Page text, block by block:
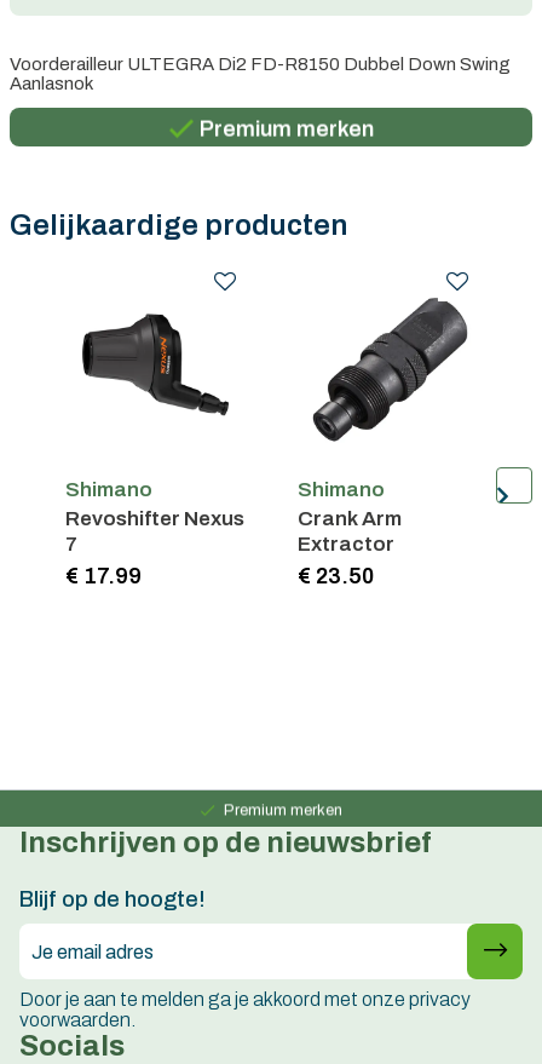
Voorderailleur ULTEGRA Di2 FD-R8150 Dubbel Down Swing
AanlasnokGratis verzending in België vanaf €100
Premium merken
Gelijkaardige producten
Shimano
Revoshifter Nexus
7
€ 17.99
Shimano
Crank Arm
Extractor
€ 23.50
Premium merken
Persoonlijk advies
Inschrijven op de nieuwsbrief
Blijf op de hoogte!
Door je aan te melden ga je akkoord met onze privacy
voorwaarden.
Socials